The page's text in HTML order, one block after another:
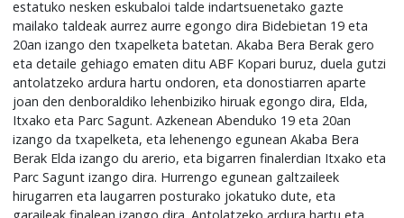
estatuko nesken eskubaloi talde indartsuenetako gazte
mailako taldeak aurrez aurre egongo dira Bidebietan 19 eta
20an izango den txapelketa batetan. Akaba Bera Berak gero
eta detaile gehiago ematen ditu ABF Kopari buruz, duela gutzi
antolatzeko ardura hartu ondoren, eta donostiarren aparte
joan den denboraldiko lehenbiziko hiruak egongo dira, Elda,
Itxako eta Parc Sagunt. Azkenean Abenduko 19 eta 20an
izango da txapelketa, eta lehenengo egunean Akaba Bera
Berak Elda izango du arerio, eta bigarren finalerdian Itxako eta
Parc Sagunt izango dira. Hurrengo egunean galtzaileek
hirugarren eta laugarren posturako jokatuko dute, eta